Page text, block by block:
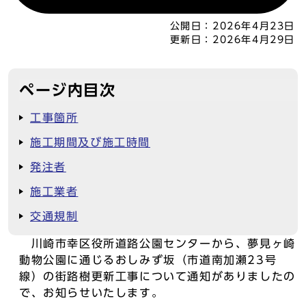
公開日： 2026年4月23日
更新日： 2026年4月29日
ページ内目次
工事箇所
施工期間及び施工時間
発注者
施工業者
交通規制
川崎市幸区役所道路公園センターから、夢見ヶ崎
動物公園に通じるおしみず坂（市道南加瀬23号
線）の街路樹更新工事について通知がありましたの
で、お知らせいたします。